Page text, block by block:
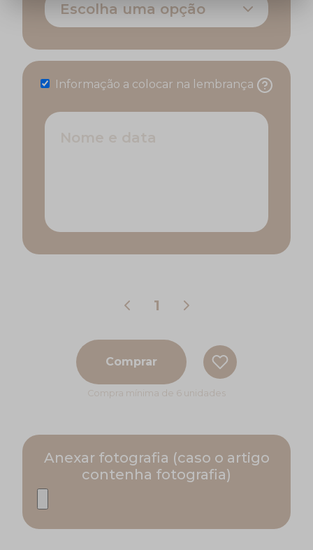
Escolha uma opção
Informação a colocar na lembrança
Comprar
Compra mínima de 6 unidades
Anexar fotografia (caso o artigo
contenha fotografia)